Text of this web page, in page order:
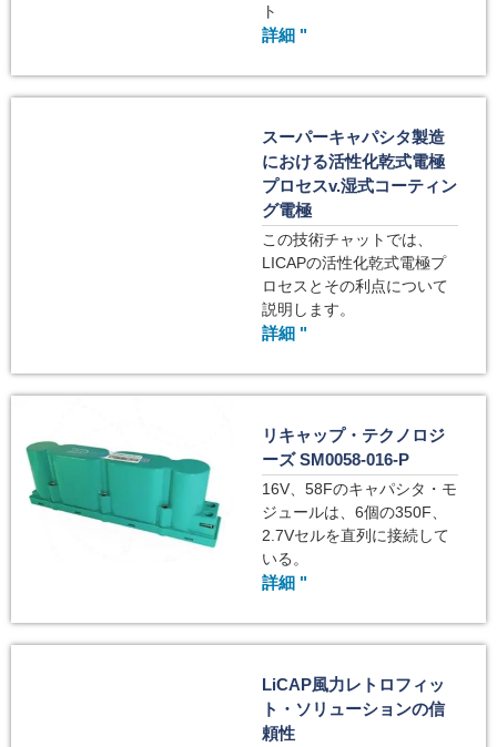
ト
詳細 "
スーパーキャパシタ製造
における活性化乾式電極
プロセスv.湿式コーティン
グ電極
この技術チャットでは、
LICAPの活性化乾式電極プ
ロセスとその利点について
説明します。
詳細 "
リキャップ・テクノロジ
ーズ SM0058-016-P
16V、58Fのキャパシタ・モ
ジュールは、6個の350F、
2.7Vセルを直列に接続して
いる。
詳細 "
LiCAP風力レトロフィッ
ト・ソリューションの信
頼性